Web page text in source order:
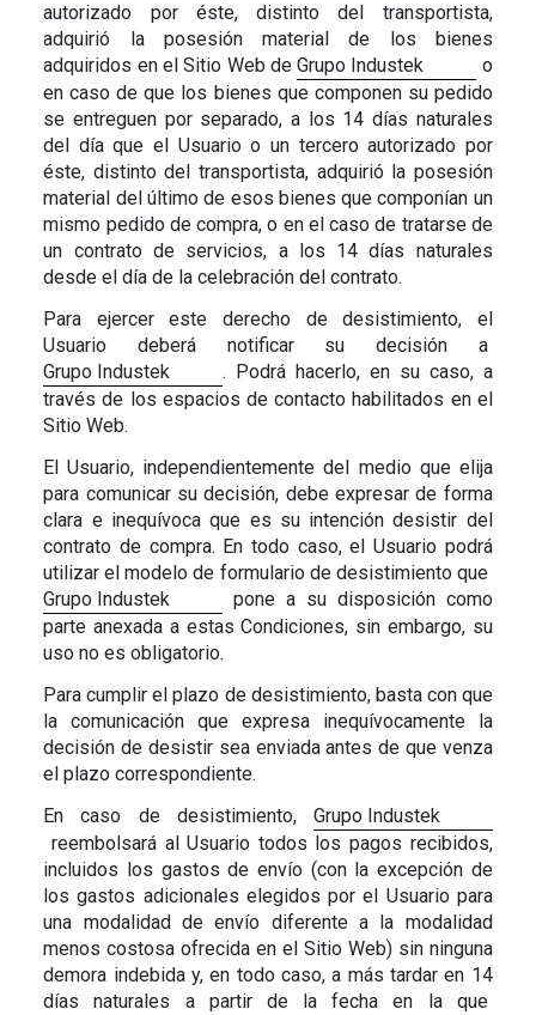
autorizado por éste, distinto del transportista,
adquirió la posesión material de los bienes
adquiridos en el Sitio Web deGrupo Industek
o
en caso de que los bienes que componen su pedido
se entreguen por separado, a los 14 días naturales
del día que el Usuario o un tercero autorizado por
éste, distinto del transportista, adquirió la posesión
material del último de esos bienes que componían un
mismo pedido de compra, o en el caso de tratarse de
un contrato de servicios, a los 14 días naturales
desde el día de la celebración del contrato.
Para ejercer este derecho de desistimiento, el
Usuario deberá notificar su decisión a
Grupo Industek
. Podrá hacerlo, en su caso, a
través de los espacios de contacto habilitados en el
Sitio Web.
El Usuario, independientemente del medio que elija
para comunicar su decisión, debe expresar de forma
clara e inequívoca que es su intención desistir del
contrato de compra. En todo caso, el Usuario podrá
utilizar el modelo de formulario de desistimiento que
Grupo Industek
pone a su disposición como
parte anexada a estas Condiciones, sin embargo, su
uso no es obligatorio.
Para cumplir el plazo de desistimiento, basta con que
la comunicación que expresa inequívocamente la
decisión de desistir sea enviada antes de que venza
el plazo correspondiente.
En caso de desistimiento, Grupo Industek
reembolsará al Usuario todos los pagos recibidos,
incluidos los gastos de envío (con la excepción de
los gastos adicionales elegidos por el Usuario para
una modalidad de envío diferente a la modalidad
menos costosa ofrecida en el Sitio Web) sin ninguna
demora indebida y, en todo caso, a más tardar en 14
días naturales a partir de la fecha en la que